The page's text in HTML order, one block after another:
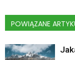
POWIĄZANE